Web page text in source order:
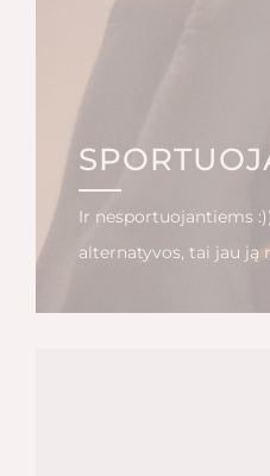
Ir nesportuojantiems
alternatyvos, tai jau ją